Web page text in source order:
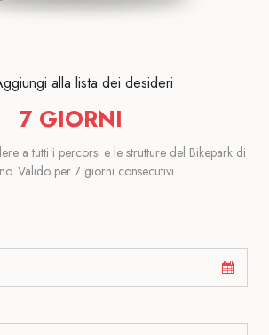
alla lista dei desideri
7 GIORNI
a tutti i percorsi e le strutture del Bikepark di
Valido per 7 giorni consecutivi.